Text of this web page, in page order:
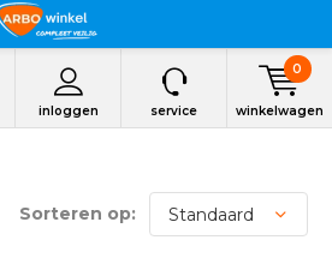
inloggen service winkelwagen
0
Sorteren op: